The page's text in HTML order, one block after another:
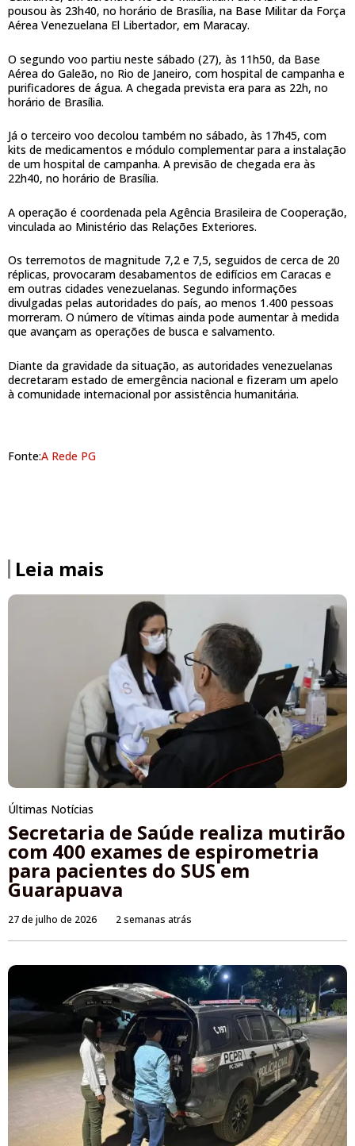
pousou às 23h40, no horário de Brasília, na Base Militar da Força
Aérea Venezuelana El Libertador, em Maracay.
O segundo voo partiu neste sábado (27), às 11h50, da Base
Aérea do Galeão, no Rio de Janeiro, com hospital de campanha e
purificadores de água. A chegada prevista era para as 22h, no
horário de Brasília.
Já o terceiro voo decolou também no sábado, às 17h45, com
kits de medicamentos e módulo complementar para a instalação
de um hospital de campanha. A previsão de chegada era às
22h40, no horário de Brasília.
A operação é coordenada pela Agência Brasileira de Cooperação,
vinculada ao Ministério das Relações Exteriores.
Os terremotos de magnitude 7,2 e 7,5, seguidos de cerca de 20
réplicas, provocaram desabamentos de edifícios em Caracas e
em outras cidades venezuelanas. Segundo informações
divulgadas pelas autoridades do país, ao menos 1.400 pessoas
morreram. O número de vítimas ainda pode aumentar à medida
que avançam as operações de busca e salvamento.
Diante da gravidade da situação, as autoridades venezuelanas
decretaram estado de emergência nacional e fizeram um apelo
à comunidade internacional por assistência humanitária.
Fonte:A Rede PG
Leia mais
Últimas Notícias
Secretaria de Saúde realiza mutirão
com 400 exames de espirometria
para pacientes do SUS em
Guarapuava
27 de julho de 2026 2 semanas atrás